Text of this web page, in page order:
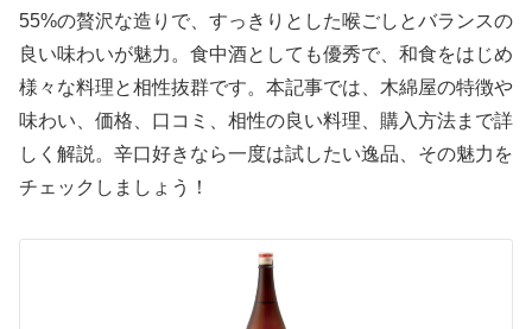
55%の贅沢な造りで、すっきりとした喉ごしとバランスの
良い味わいが魅力。食中酒としても優秀で、和食をはじめ
様々な料理と相性抜群です。本記事では、木綿屋の特徴や
味わい、価格、口コミ、相性の良い料理、購入方法まで詳
しく解説。辛口好きなら一度は試したい逸品、その魅力を
チェックしましょう！